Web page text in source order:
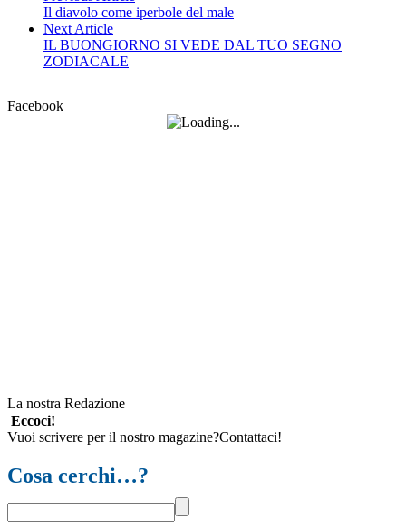
Il diavolo come iperbole del male
Next Article
IL BUONGIORNO SI VEDE DAL TUO SEGNO
ZODIACALE
Facebook
La nostra Redazione
Eccoci!
Vuoi scrivere per il nostro magazine?Contattaci!
Cosa cerchi…?